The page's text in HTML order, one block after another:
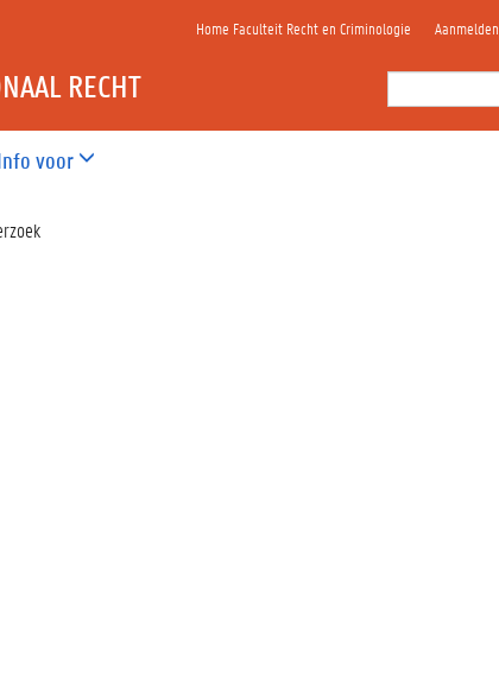
Zoek
Home Faculteit Recht en Criminologie Aanmelden
voor
RECHT